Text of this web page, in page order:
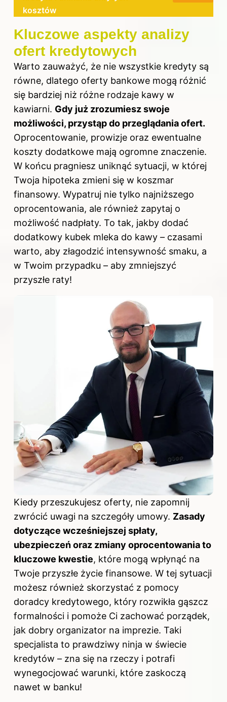
kosztów
Kluczowe aspekty analizy
ofert kredytowych
Warto zauważyć, że nie wszystkie kredyty są
równe, dlatego oferty bankowe mogą różnić
się bardziej niż różne rodzaje kawy w
kawiarni. Gdy już zrozumiesz swoje
możliwości, przystąp do przeglądania ofert.
Oprocentowanie, prowizje oraz ewentualne
koszty dodatkowe mają ogromne znaczenie.
W końcu pragniesz uniknąć sytuacji, w której
Twoja hipoteka zmieni się w koszmar
finansowy. Wypatruj nie tylko najniższego
oprocentowania, ale również zapytaj o
możliwość nadpłaty. To tak, jakby dodać
dodatkowy kubek mleka do kawy – czasami
warto, aby złagodzić intensywność smaku, a
w Twoim przypadku – aby zmniejszyć
przyszłe raty!
Kiedy przeszukujesz oferty, nie zapomnij
zwrócić uwagi na szczegóły umowy. Zasady
dotyczące wcześniejszej spłaty,
ubezpieczeń oraz zmiany oprocentowania to
kluczowe kwestie, które mogą wpłynąć na
Twoje przyszłe życie finansowe. W tej sytuacji
możesz również skorzystać z pomocy
doradcy kredytowego, który rozwikła gąszcz
formalności i pomoże Ci zachować porządek,
jak dobry organizator na imprezie. Taki
specjalista to prawdziwy ninja w świecie
kredytów – zna się na rzeczy i potrafi
wynegocjować warunki, które zaskoczą
nawet w banku!